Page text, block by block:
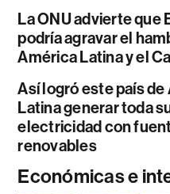
La ONU advierte que
podría agravar el
América Latina y el
Así logró este país
Latina generar toda
electricidad con
renovables
Económicas e